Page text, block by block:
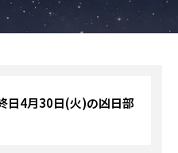
日4月30日(火)の凶日部